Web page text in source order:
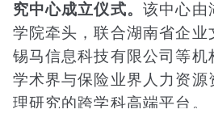
究中心成立仪式。该中心由
学院牵头，联合湖南省企业
锡马信息科技有限公司等机
学术界与保险业界人力资源
理研究的跨学科高端平台。